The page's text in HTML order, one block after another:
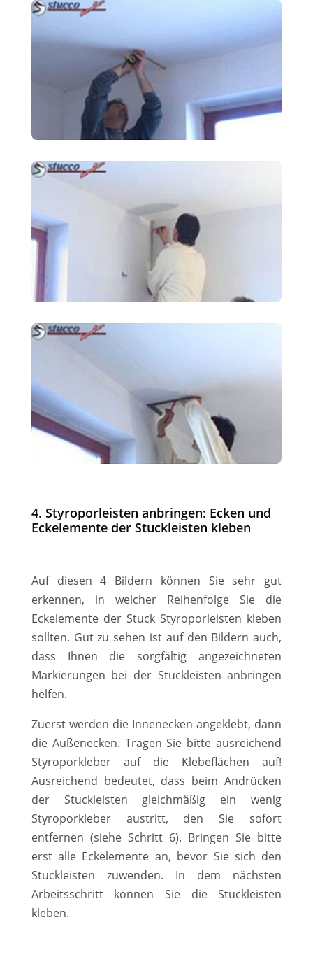
4. Styroporleisten anbringen: Ecken und
Eckelemente der Stuckleisten kleben
Auf diesen 4 Bildern können Sie sehr gut
erkennen, in welcher Reihenfolge Sie die
Eckelemente der Stuck Styroporleisten kleben
sollten. Gut zu sehen ist auf den Bildern auch,
dass Ihnen die sorgfältig angezeichneten
Markierungen bei der Stuckleisten anbringen
helfen.
Zuerst werden die Innenecken angeklebt, dann
die Außenecken. Tragen Sie bitte ausreichend
Styroporkleber auf die Klebeflächen auf!
Ausreichend bedeutet, dass beim Andrücken
der Stuckleisten gleichmäßig ein wenig
Styroporkleber austritt, den Sie sofort
entfernen (siehe Schritt 6). Bringen Sie bitte
erst alle Eckelemente an, bevor Sie sich den
Stuckleisten zuwenden. In dem nächsten
Arbeitsschritt können Sie die Stuckleisten
kleben.